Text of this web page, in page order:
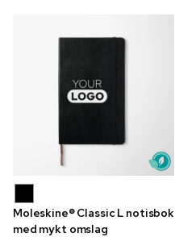
Moleskine® Classic L notisbok
med mykt omslag